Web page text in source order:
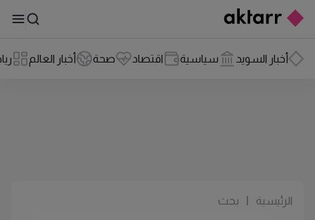
أخبار السويد سياسية اقتصاد صحة أخبار العالم
الرئيسية بحث